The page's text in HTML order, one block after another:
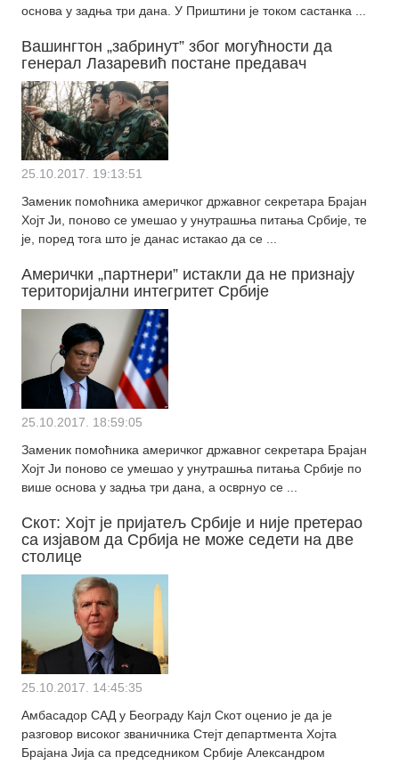
основа у задња три дана. У Приштини је током састанка ...
Вашингтон „забринут” због могућности да
генерал Лазаревић постане предавач
25.10.2017. 19:13:51
Заменик помоћника америчког државног секретара Брајан
Хојт Ји, поново се умешао у унутрашња питања Србије, те
је, поред тога што је данас истакао да се ...
Амерички „партнери” истакли да не признају
територијални интегритет Србије
25.10.2017. 18:59:05
Заменик помоћника америчког државног секретара Брајан
Хојт Ји поново се умешао у унутрашња питања Србије по
више основа у задња три дана, а осврнуо се ...
Скот: Хојт је пријатељ Србије и није претерао
са изјавом да Србија не може седети на две
столице
25.10.2017. 14:45:35
Амбасадор САД у Београду Кајл Скот оценио је да је
разговор високог званичника Стејт департмента Хојта
Брајана Јија са председником Србије Александром